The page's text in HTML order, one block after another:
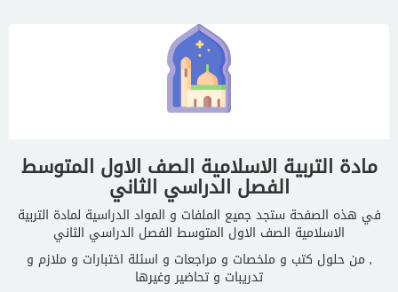
مادة التربية الاسلامية الصف الاول المتوسط
الفصل الدراسي الثاني
في هذه الصفحة ستجد جميع الملفات و المواد الدراسية لمادة التربية
الاسلامية الصف الاول المتوسط الفصل الدراسي الثاني
, من حلول كتب و ملخصات و مراجعات و اسئلة اختبارات و ملازم و
تدريبات و تحاضير وغيرها